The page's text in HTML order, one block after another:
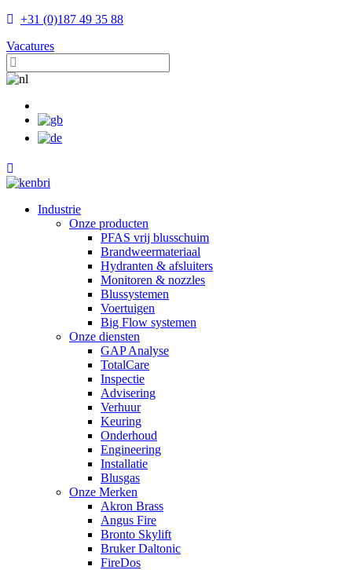
+31 (0)187 49 35 88
Vacatures
Industrie
Onze producten
PFAS vrij blusschuim
Brandweermateriaal
Hydranten & afsluiters
Monitoren & nozzles
Blussystemen
Voertuigen
Big Flow systemen
Onze diensten
GAP Analyse
TotalCare
Inspectie
Advisering
Verhuur
Keuring
Onderhoud
Engineering
Installatie
Blusgas
Onze Merken
Akron Brass
Angus Fire
Bronto Skylift
Bruker Daltonic
FireDos